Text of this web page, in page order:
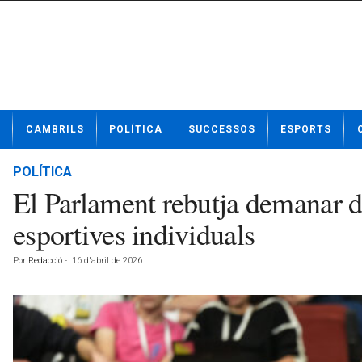
t
CAMBRILS POLÍTICA SUCCESSOS ESPORTS
POLÍTICA
El Parlament rebutja demanar
esportives individuals
Por Redacció - 16 d'abril de 2026